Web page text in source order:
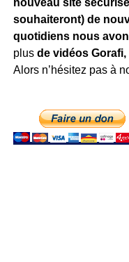
nouveau site
souhaiteront) de
quotidiens nous
plus de vidéos
Alors n’hésitez pas à